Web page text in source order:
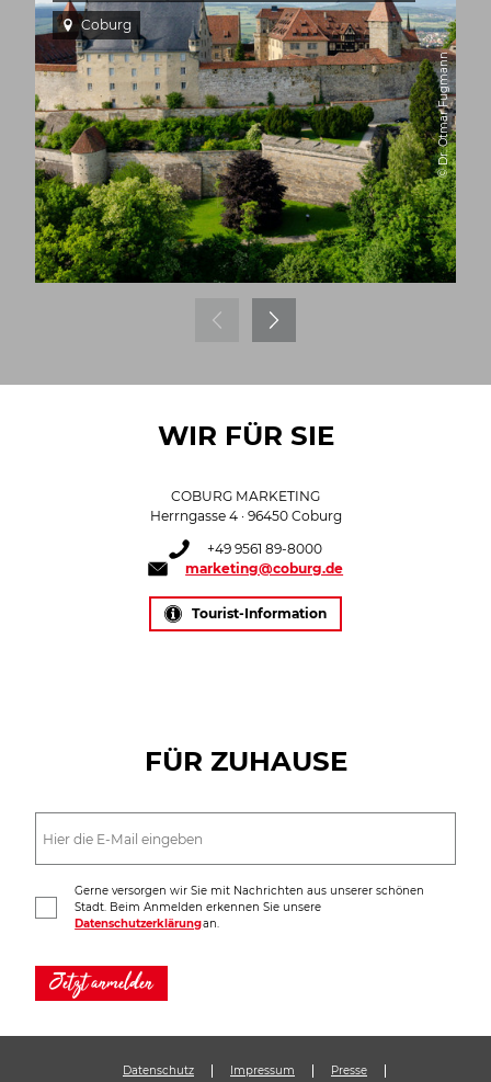
Coburg
© Dr. Otmar Fugmann
WIR FÜR SIE
COBURG MARKETING
Herrngasse 4 · 96450 Coburg
+49 9561 89-8000
marketing@coburg.de
Tourist-Information
FÜR ZUHAUSE
Gerne versorgen wir Sie mit Nachrichten aus unserer schönen
Stadt. Beim Anmelden erkennen Sie unsere
Datenschutzerklärungan.
Jetzt anmelden
Datenschutz Impressum Presse